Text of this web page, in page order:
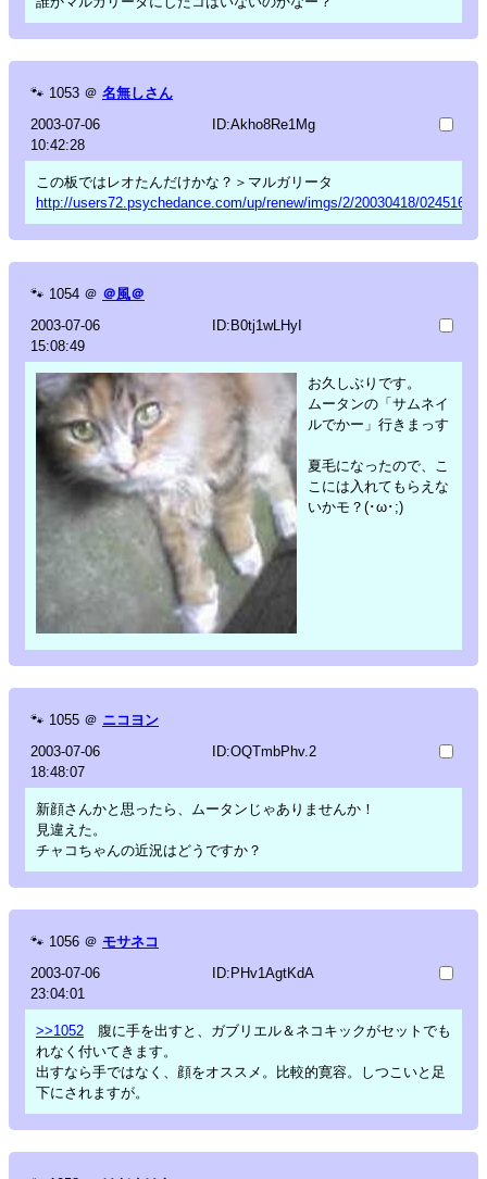
🐾 1053 ＠ 名無しさん
2003-07-06
10:42:28
ID:Akho8Re1Mg
この板ではレオたんだけかな？＞マルガリータ
http://users72.psychedance.com/up/renew/imgs/2/20030418/
🐾 1054 ＠ ＠風＠
2003-07-06
15:08:49
ID:B0tj1wLHyI
お久しぶりです。
ムータンの「サムネイ
ルでかー」行きまっす
夏毛になったので、こ
こには入れてもらえな
いかモ？(･ω･;)
🐾 1055 ＠ ニコヨン
2003-07-06
18:48:07
ID:OQTmbPhv.2
新顔さんかと思ったら、ムータンじゃありませんか！
見違えた。
チャコちゃんの近況はどうですか？
🐾 1056 ＠ モサネコ
2003-07-06
23:04:01
ID:PHv1AgtKdA
>>1052 腹に手を出すと、ガブリエル＆ネコキックがセットでも
れなく付いてきます。
出すなら手ではなく、顔をオススメ。比較的寛容。しつこいと足
下にされますが。